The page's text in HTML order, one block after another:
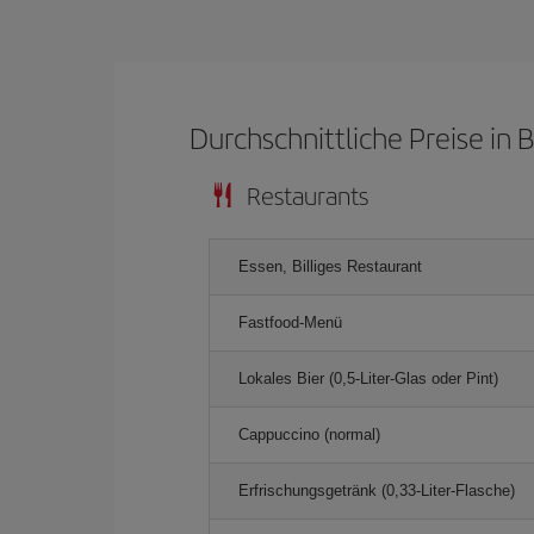
Durchschnittliche Preise in
Restaurants
Essen, Billiges Restaurant
Fastfood-Menü
Lokales Bier (0,5-Liter-Glas oder Pint)
Cappuccino (normal)
Erfrischungsgetränk (0,33-Liter-Flasche)